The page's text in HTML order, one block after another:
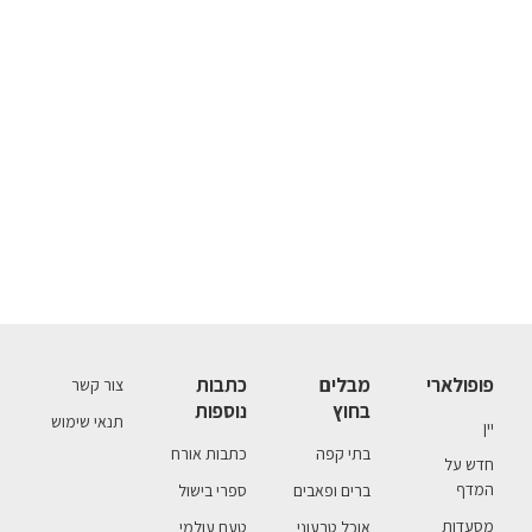
פופולארי
יין
חדש על
המדף
מסעדות
מבלים
בחוץ
בתי קפה
ברים ופאבים
אוכל טבעוני
כתבות
נוספות
כתבות אורח
ספרי בישול
טעם עולמי
צור קשר
תנאי שימוש